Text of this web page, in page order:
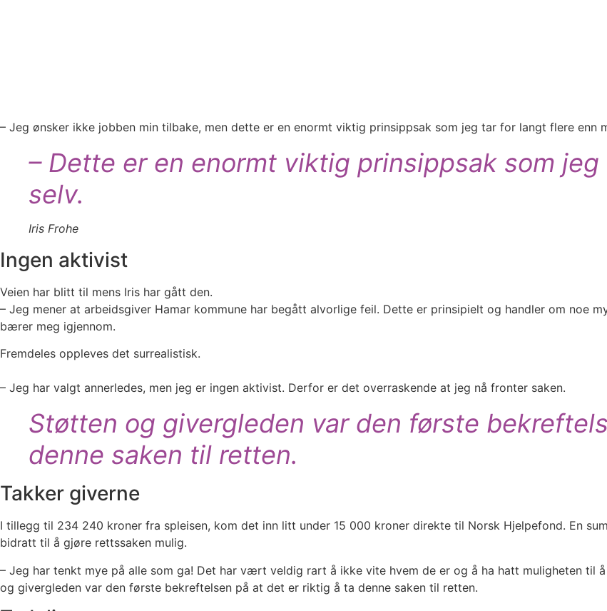
– Jeg ønsker ikke jobben min tilbake, men dette er en enormt viktig prinsippsak som jeg tar for langt flere enn
– Dette er en enormt viktig prinsippsak som
selv.
Iris Frohe
Ingen aktivist
Veien har blitt til mens Iris har gått den.
– Jeg mener at arbeidsgiver Hamar kommune har begått alvorlige feil. Dette er prinsipielt og handler om noe
bærer meg igjennom.
Fremdeles oppleves det surrealistisk.
– Jeg har valgt annerledes, men jeg er ingen aktivist. Derfor er det overraskende at jeg nå fronter saken.
Støtten og givergleden var den første
denne saken til retten.
Takker giverne
I tillegg til 234 240 kroner fra spleisen, kom det inn litt under 15 000 kroner direkte til Norsk Hjelpefond. En
bidratt til å gjøre rettssaken mulig.
– Jeg har tenkt mye på alle som ga! Det har vært veldig rart å ikke vite hvem de er og å ha hatt muligheten til
og givergleden var den første bekreftelsen på at det er riktig å ta denne saken til retten.